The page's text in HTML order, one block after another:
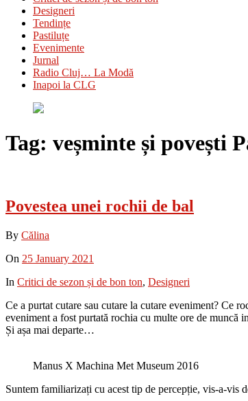
Designeri
Tendințe
Pastiluțe
Evenimente
Jurnal
Radio Cluj… La Modă
Inapoi la CLG
Tag: veșminte și povești
Povestea unei rochii de bal
By Călina
On 25 January 2021
In Critici de sezon și de bon ton, Designeri
Ce a purtat cutare sau cutare la cutare eveniment? Ce
eveniment a fost purtată rochia cu multe ore de muncă
Și așa mai departe…
Manus X Machina Met Museum 2016
Suntem familiarizați cu acest tip de percepție, vis-a-vis